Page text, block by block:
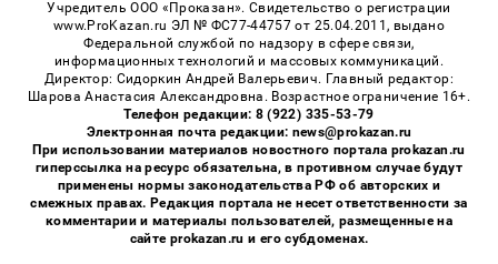
Учредитель ООО «Проказан». Cвидетельство о регистрации
www.ProKazan.ru ЭЛ № ФС77-44757 от 25.04.2011, выдано
Федеральной службой по надзору в сфере связи,
информационных технологий и массовых коммуникаций.
Директор: Сидоркин Андрей Валерьевич. Главный редактор:
Шарова Анастасия Александровна. Возрастное ограничение 16+.
Телефон редакции: 8 (922) 335-53-79
Электронная почта редакции: news@prokazan.ru
При использовании материалов новостного портала prokazan.ru
гиперссылка на ресурс обязательна, в противном случае будут
применены нормы законодательства РФ об авторских и
смежных правах. Редакция портала не несет ответственности за
комментарии и материалы пользователей, размещенные на
сайте prokazan.ru и его субдоменах.